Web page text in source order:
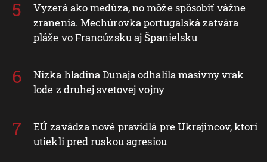
Vyzerá ako medúza, no môže spôsobiť vážne
zranenia. Mechúrovka portugalská zatvára
pláže vo Francúzsku aj Španielsku
Nízka hladina Dunaja odhalila masívny vrak
lode z druhej svetovej vojny
EÚ zavádza nové pravidlá pre Ukrajincov, ktorí
utiekli pred ruskou agresiou